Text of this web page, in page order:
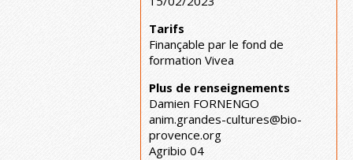
Tarifs
Finançable par le fond de
formation Vivea
Plus de renseignements
Damien FORNENGO
anim.grandes-cultures@bio-
provence.org
Agribio 04